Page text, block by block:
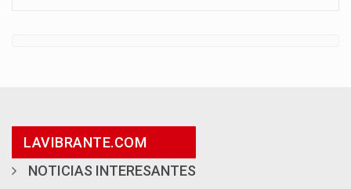
LAVIBRANTE.COM
NOTICIAS INTERESANTES